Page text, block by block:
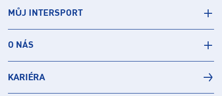
MŮJ INTERSPORT
O NÁS
KARIÉRA